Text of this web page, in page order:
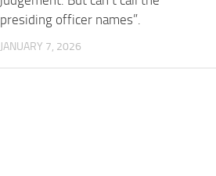
presiding officer names”.
JANUARY 7, 2026